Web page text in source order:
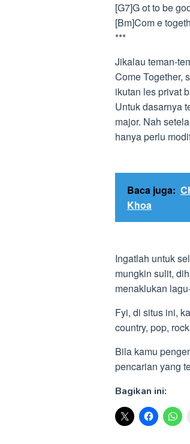
[G7]G ot to be
[Bm]Com e
***
Jikalau teman-
Come Together,
ikutan les privat
Untuk dasarnya
major. Nah
hanya perlu
Baca juga:
Khoa
Ingatlah untuk
mungkin sulit,
menaklukan
Fyi, di situs ini,
country, pop,
Bila kamu
pencarian yang
Bagikan ini: